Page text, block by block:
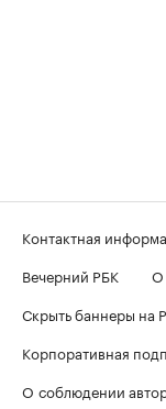
Контактная
Вечерний РБК
О
Скрыть баннеры на
Корпоративная
О соблюдении